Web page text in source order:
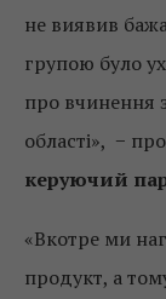
не виявив
групою було
про вчинення
області», −
керуючий
«Вкотре ми
продукт, а